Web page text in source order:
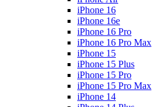
iPhone 16
iPhone 16e
iPhone 16 Pro
iPhone 16 Pro Max
iPhone 15
iPhone 15 Plus
iPhone 15 Pro
iPhone 15 Pro Max
iPhone 14